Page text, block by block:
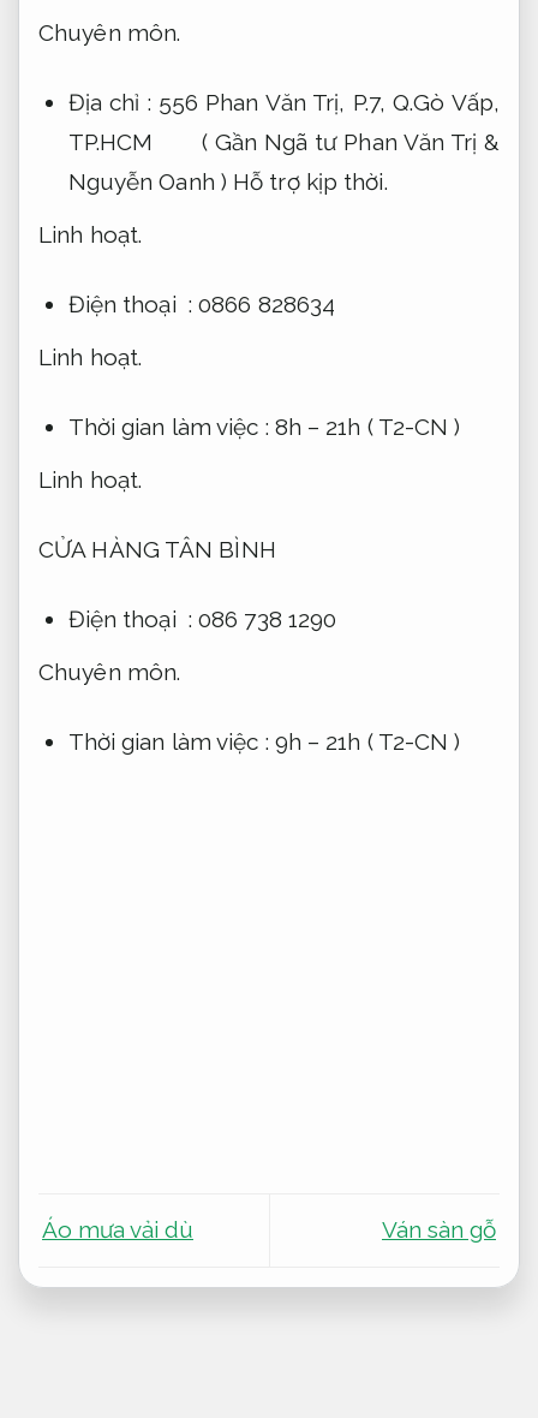
Chuyên môn.
Địa chỉ : 556 Phan Văn Trị, P.7, Q.Gò Vấp,
TP.HCM ( Gần Ngã tư Phan Văn Trị &
Nguyễn Oanh ) Hỗ trợ kịp thời.
Linh hoạt.
Điện thoại : 0866 828634
Linh hoạt.
Thời gian làm việc : 8h – 21h ( T2-CN )
Linh hoạt.
CỬA HÀNG TÂN BÌNH
Điện thoại : 086 738 1290
Chuyên môn.
Thời gian làm việc : 9h – 21h ( T2-CN )
Áo mưa vải dù Ván sàn gỗ